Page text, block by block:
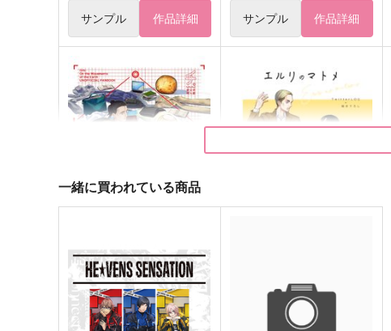
サンプル 作品詳細 サンプル 作品詳細
LOG BOOK
黒猫さがし。
944円（税込）
エルリのマトメ【おまけ冊子
黒猫さがし。
一緒に買われている商品